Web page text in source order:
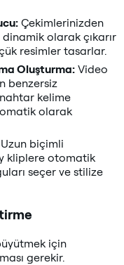
Çekimlerinizden
olarak çıkarır
resimler tasarlar.
Oluşturma:Video
benzersiz
kelime
olarak
Uzun biçimli
kliplere otomatik
seçer ve stilize
için
gerekir.